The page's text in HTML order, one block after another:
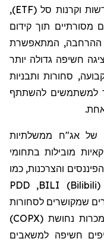
ETF
),
מסורתיים תוך קידום
ההרחבה, המתאפשרת
חשיפה גדולה יותר
סחורות ותבניות
למשתמשים להשתתף
של אג"ח ממשלתיות
מובילות בתחומי
והצרכנות, כמו
BILI (Bilibili)
,
PDD
שמקושרים לסחורות
נחושת (COPX
)
חשיפה למשאבים